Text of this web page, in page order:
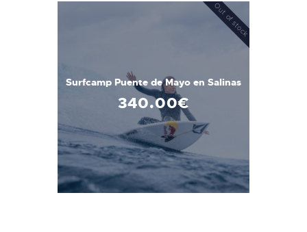
Out of stock
Surfcamp Puente de Mayo en Salinas
340.00€